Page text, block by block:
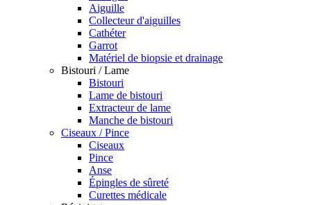
Aiguille
Collecteur d'aiguilles
Cathéter
Garrot
Matériel de biopsie et drainage
Bistouri / Lame
Bistouri
Lame de bistouri
Extracteur de lame
Manche de bistouri
Ciseaux / Pince
Ciseaux
Pince
Anse
Épingles de sûreté
Curettes médicale